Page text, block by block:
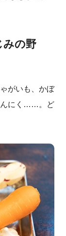
の野
がいも、かぼ
んにく……。ど